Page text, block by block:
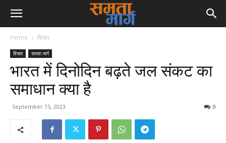
Home विचार
विचार समता मार्ग
भारत में दिनोदिन बढ़ते जल संकट का
समाधान क्या है
September 15, 2023 0